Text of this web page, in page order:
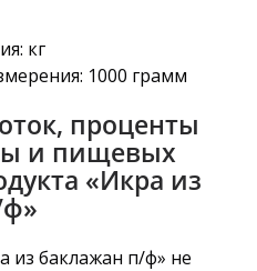
кг
1000 грамм
проценты
и пищевых
«Икра из
из баклажан п/ф» не